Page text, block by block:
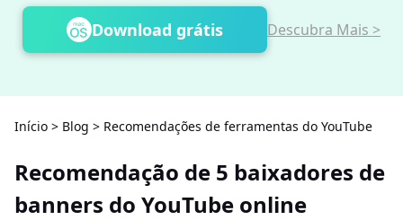
Download grátis Descubra Mais >
Início > Blog > Recomendações de ferramentas do YouTube
Recomendação de 5 baixadores de
banners do YouTube online